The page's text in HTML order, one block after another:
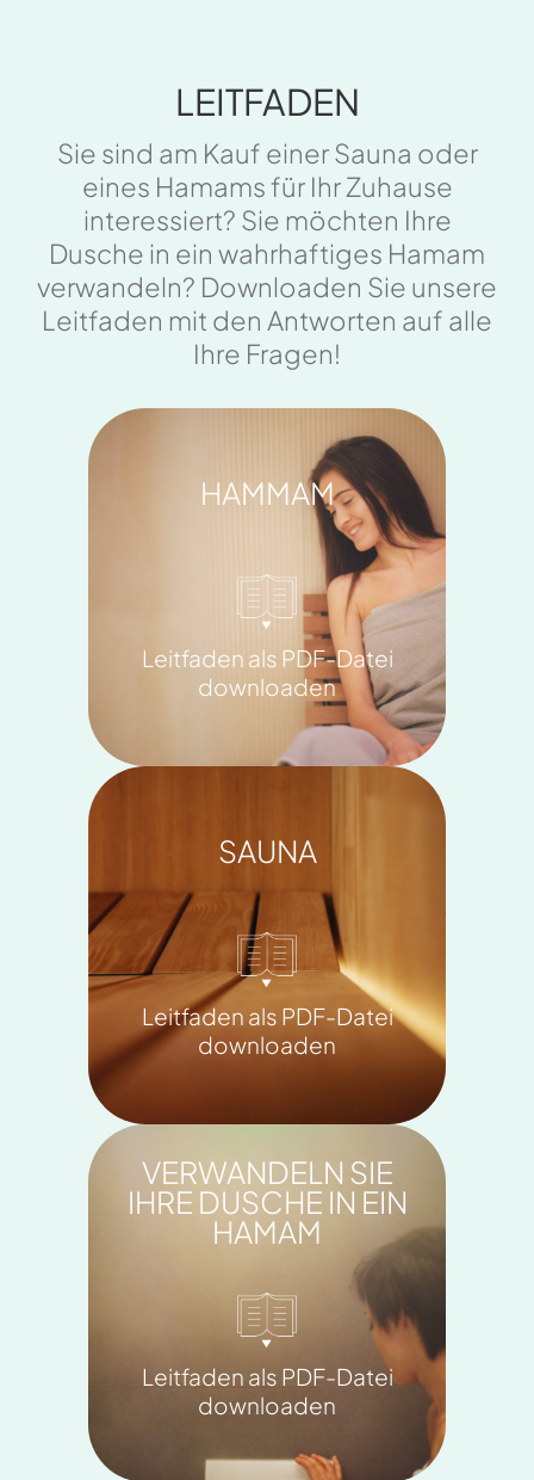
LEITFADEN
Sie sind am Kauf einer Sauna oder
eines Hamams für Ihr Zuhause
interessiert? Sie möchten Ihre
Dusche in ein wahrhaftiges Hamam
verwandeln? Downloaden Sie unsere
Leitfaden mit den Antworten auf alle
Ihre Fragen!
HAMMAM
Leitfaden als PDF-Datei
downloaden
SAUNA
Leitfaden als PDF-Datei
downloaden
VERWANDELN SIE
IHRE DUSCHE IN EIN
HAMAM
Leitfaden als PDF-Datei
downloaden